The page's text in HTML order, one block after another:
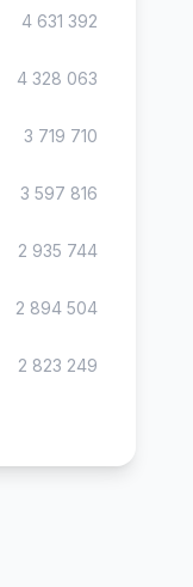
4 631 392
4 328 063
3 719 710
3 597 816
2 935 744
2 894 504
2 823 249